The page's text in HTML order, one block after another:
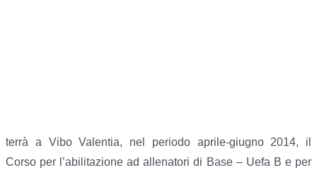
terrà a Vibo Valentia, nel periodo aprile-giugno 2014, il
Corso per l’abilitazione ad allenatori di Base – Uefa B e per